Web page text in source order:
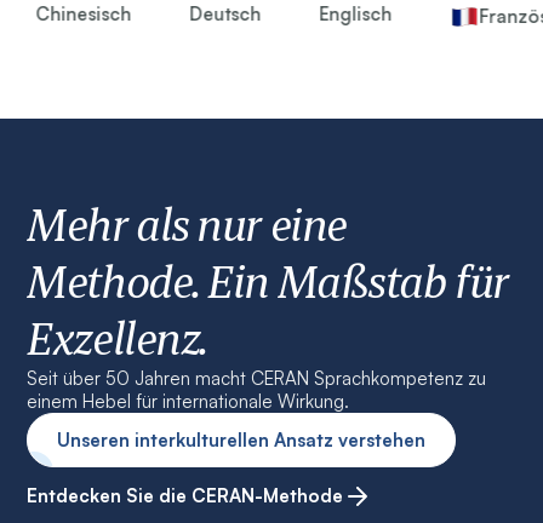
Chinesisch Deutsch Englisch
Mehr als nur eine
Methode. Ein Maßstab für
Exzellenz.
Seit über 50 Jahren macht CERAN Sprachkompetenz zu
einem Hebel für internationale Wirkung.
Unseren interkulturellen Ansatz verstehen
Entdecken Sie die CERAN-Methode